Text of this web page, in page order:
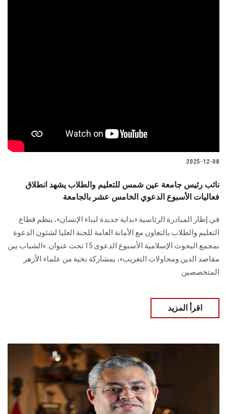
2025-12-08
نائب رئيس جامعة عين شمس للتعليم والطلاب يشهد انطلاق
فعاليات الأسبوع الدعوي الخامس عشر بالجامعة
في إطار المبادرة الرئاسية «بداية جديدة لبناء الإنسان»، ينظم قطاع
التعليم والطلاب بالتعاون مع الأمانة العامة للجنة العليا لشئون الدعوة
بمجمع البحوث الإسلامية الأسبوع الدعوى 15 تحت عنوان: «الشباب بين
مقاصد الدين ومحاولات التغريب»، بمشاركة نخبة من علماء الأزهر
المتخصصين
اقرأ المزيد